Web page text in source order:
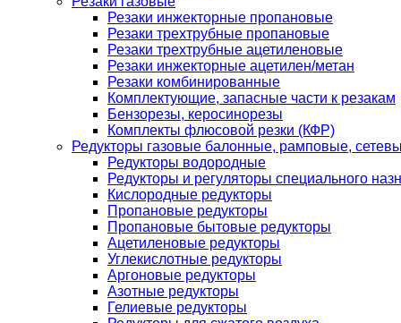
Резаки инжекторные пропановые
Резаки трехтрубные пропановые
Резаки трехтрубные ацетиленовые
Резаки инжекторные ацетилен/метан
Резаки комбинированные
Комплектующие, запасные части к резакам
Бензорезы, керосинорезы
Комплекты флюсовой резки (КФР)
Редукторы газовые балонные, рамповые,
Редукторы водородные
Редукторы и регуляторы специального
Кислородные редукторы
Пропановые редукторы
Пропановые бытовые редукторы
Ацетиленовые редукторы
Углекислотные редукторы
Аргоновые редукторы
Азотные редукторы
Гелиевые редукторы